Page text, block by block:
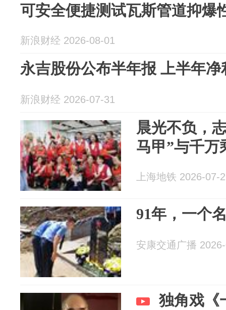
可安全便捷测试瓦斯管道抑爆
新浪财经 2026-08-01
永吉股份公布半年报 上半年
新浪财经 2026-07-31
晨光不负，
马甲”与千万
上海地铁 2026-07-
91年，一个
安康交通广播
独角戏《